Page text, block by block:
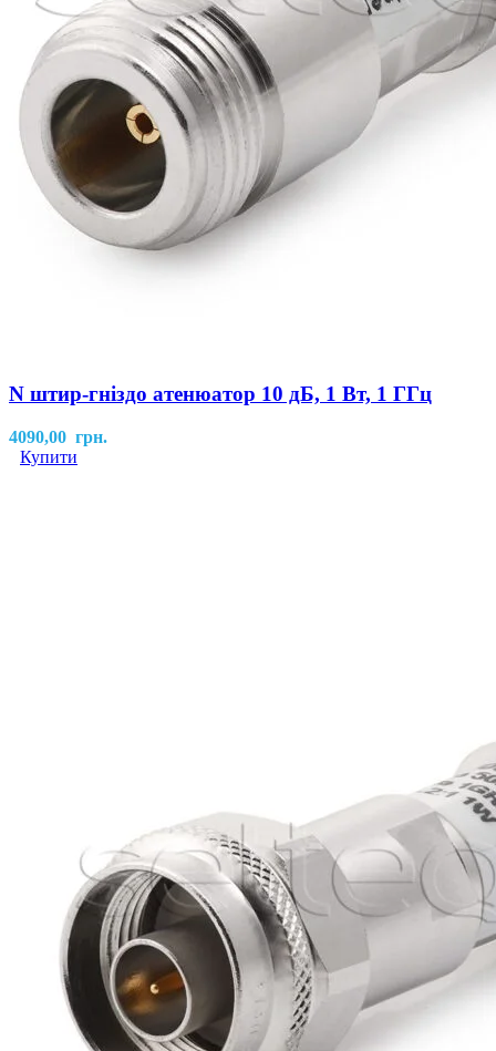
N штир-гніздо атенюатор 10 дБ, 1 Вт, 1 ГГц
4090,00 грн.
Купити